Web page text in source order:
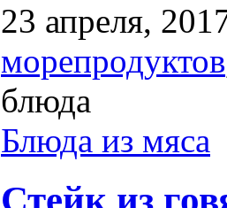
23 апреля,
морепродуктов
блюда
Блюда из мяса
Стейк из